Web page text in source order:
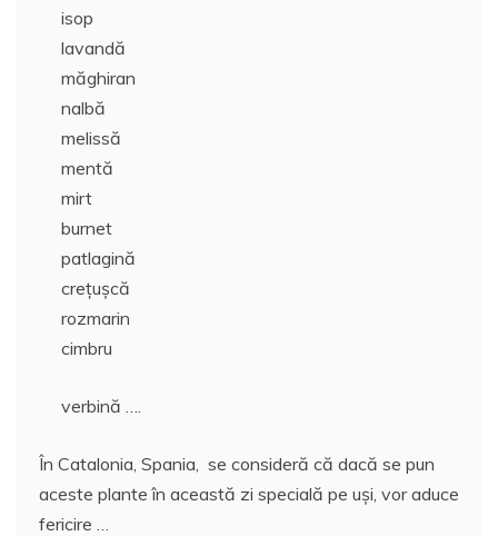
isop
lavandă
măghiran
nalbă
melissă
mentă
mirt
burnet
patlagină
creţuşcă
rozmarin
cimbru
verbină ….
În Catalonia, Spania, se consideră că dacă se pun
aceste plante în această zi specială pe uşi, vor aduce
fericire …